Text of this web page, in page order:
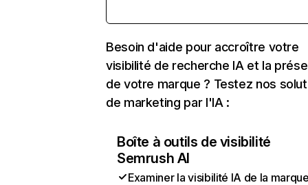
Besoin d'aide pour accroître votre
visibilité de recherche IA et la
de votre marque ? Testez nos
de marketing par l'IA :
Boîte à outils de visibilité
Semrush AI
Examiner la visibilité IA de la